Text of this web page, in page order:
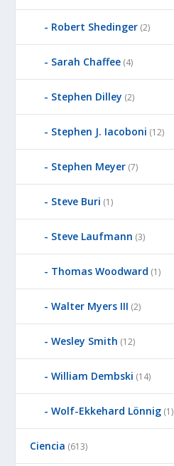
Robert Shedinger (2)
Sarah Chaffee (4)
Stephen Dilley (2)
Stephen J. Iacoboni (12)
Stephen Meyer (7)
Steve Buri (1)
Steve Laufmann (3)
Thomas Woodward (1)
Walter Myers III (2)
Wesley Smith (12)
William Dembski (14)
Wolf-Ekkehard Lönnig (1)
Ciencia (613)